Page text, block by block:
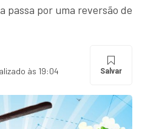
passa por uma reversão de
às 19:04 Salvar